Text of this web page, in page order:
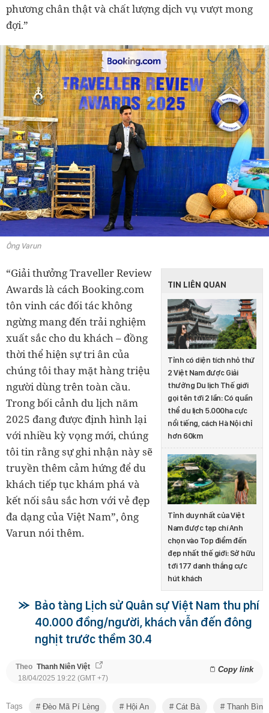
phương chân thật và chất lượng dịch vụ vượt mong
đợi.”
Ông Varun
TIN LIÊN QUAN
Tỉnh có diện tích nhỏ thứ
2 Việt Nam được Giải
thưởng Du lịch Thế giới
gọi tên tới 2 lần: Có quần
thể du lịch 5.000ha cực
nổi tiếng, cách Hà Nội chỉ
hơn 60km
Tỉnh duy nhất của Việt
Nam được tạp chí Anh
chọn vào Top điểm đến
đẹp nhất thế giới: Sở hữu
tới 177 danh thắng cực
hút khách
“Giải thưởng Traveller Review
Awards là cách Booking.com
tôn vinh các đối tác không
ngừng mang đến trải nghiệm
xuất sắc cho du khách – đồng
thời thể hiện sự tri ân của
chúng tôi thay mặt hàng triệu
người dùng trên toàn cầu.
Trong bối cảnh du lịch năm
2025 đang được định hình lại
với nhiều kỳ vọng mới, chúng
tôi tin rằng sự ghi nhận này sẽ
truyền thêm cảm hứng để du
khách tiếp tục khám phá và
kết nối sâu sắc hơn với vẻ đẹp
đa dạng của Việt Nam”, ông
Varun nói thêm.
Bảo tàng Lịch sử Quân sự Việt Nam thu phí
40.000 đồng/người, khách vẫn đến đông
nghịt trước thềm 30.4
Theo Thanh Niên Việt Copy link
18/04/2025 19:22 (GMT +7)
Tags Đèo Mã Pí Lèng Hội An Cát Bà Thanh Bình